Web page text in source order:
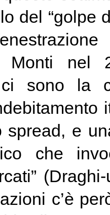
del “golpe
Monti nel
sono la
spread, e
che
c’è